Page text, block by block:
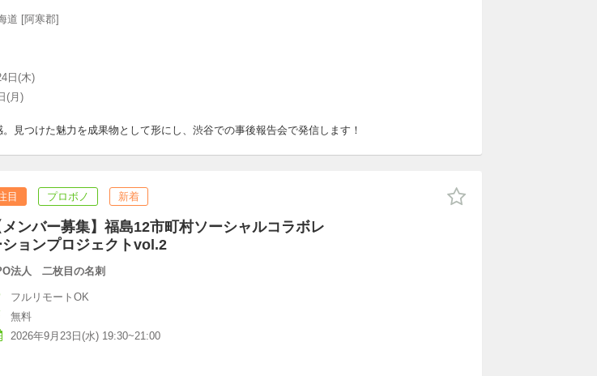
道 [阿寒郡]
日(木)
(月)
見つけた魅力を成果物として形にし、渋谷での事後報告会で発信します！
目 プロボノ 新着
メンバー募集】福島12市町村ソーシャルコラボレ
ションプロジェクトvol.2
法人 二枚目の名刺
フルリモートOK
無料
2026年9月23日(水) 19:30~21:00